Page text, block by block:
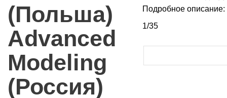
(Польша)
Advanced
Modeling
(Россия)
Подробное описание:
1/35